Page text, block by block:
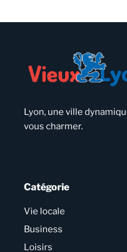
Lyon, une ville
vous charmer.
Catégorie
Vie locale
Business
Loisirs